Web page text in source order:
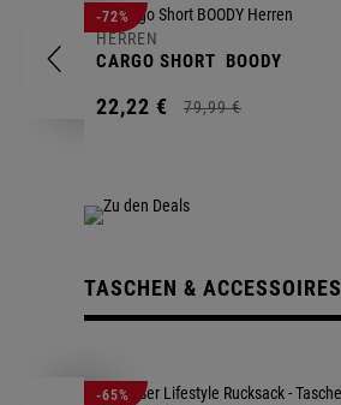
-72%
HERREN
CARGO SHORT BOODY
22,22 € 79,99 €
TASCHEN & ACCESSOIRES
-65%